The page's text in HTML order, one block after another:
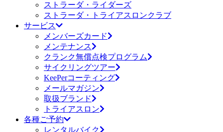
ストラーダ・ライダーズ
ストラーダ・トライアスロンクラブ
サービス
メンバーズカード
メンテナンス
クランク無償点検プログラム
サイクリングツアー
KeePerコーティング
メールマガジン
取扱ブランド
トライアスロン
各種ご予約
レンタルバイク